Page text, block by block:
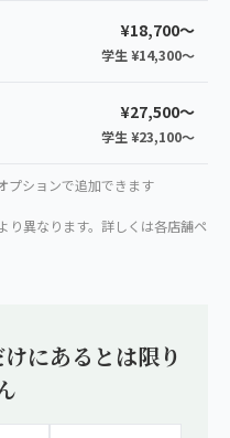
¥18,700〜
学生 ¥14,300〜
¥27,500〜
学生 ¥23,100〜
プションで追加できます
異なります。詳しくは各店舗ペ
にあるとは限り